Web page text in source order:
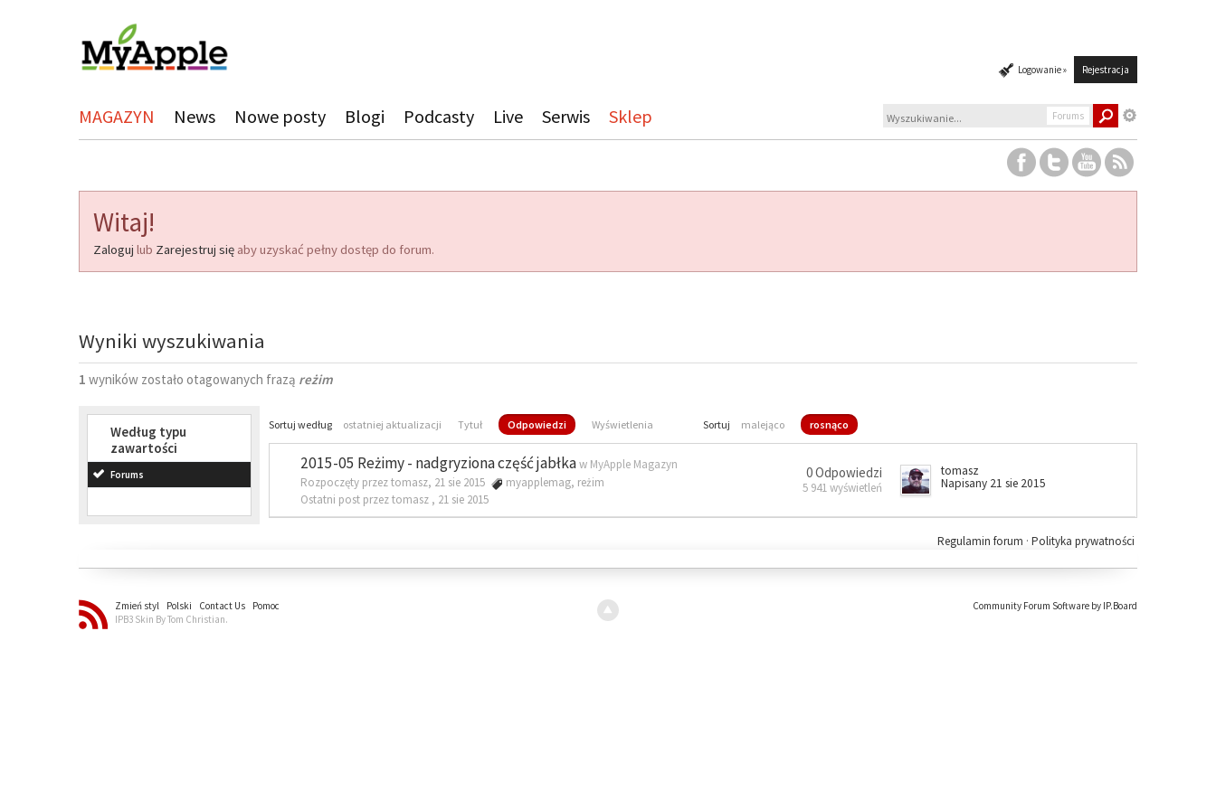
Logowanie » Rejestracja
MAGAZYN News Nowe posty Blogi Podcasty Live Serwis Sklep Forums
Witaj!
Zaloguj lub Zarejestruj się aby uzyskać pełny dostęp do forum.
Wyniki wyszukiwania
1 wyników zostało otagowanych frazą reżim
Według typu
zawartości
Forums
Sortuj według ostatniej aktualizacji Tytuł Odpowiedzi Wyświetlenia Sortuj malejąco rosnąco
2015-05 Reżimy - nadgryziona część jabłkaw MyApple Magazyn
Rozpoczęty przez tomasz, 21 sie 2015
myapplemag, reżim
Ostatni post przez tomasz , 21 sie 2015
0 Odpowiedzi
5 941 wyświetleń
tomasz
Napisany 21 sie 2015
Polityka prywatności
Regulamin forum ·
Zmień styl Polski Contact Us
Pomoc
IPB3 Skin By Tom Christian.
Community Forum Software by IP.Board